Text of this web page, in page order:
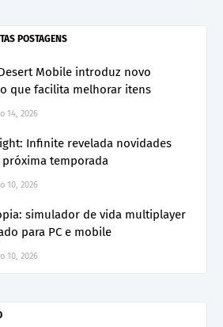
POSTAGENS
Mobile introduz novo
que facilita melhorar itens
14, 2026
Infinite revelada novidades
próxima temporada
10, 2026
simulador de vida multiplayer
para PC e mobile
10, 2026